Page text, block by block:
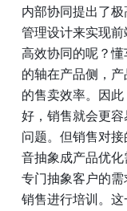
内部协同提出了
管理设计来实现
高效协同的呢？
的轴在产品侧，
的售卖效率。因
好，销售就会更
问题。但销售对
音抽象成产品优
专门抽象客户的
销售进行培训。